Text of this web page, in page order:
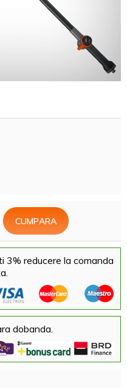
3% reducere la comanda
dobanda.